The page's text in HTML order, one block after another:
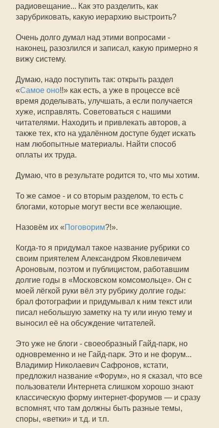
радиовещание... Как это разделить, как
зарубриковать, какую иерархию выстроить?
Очень долго думал над этими вопросами -
наконец, разозлился и записал, какую примерно я
вижу систему.
Думаю, надо поступить так: открыть раздел
«Самое оно!!» как есть, а уже в процессе всё
время доделывать, улучшать, а если получается
хуже, исправлять. Советоваться с нашими
читателями. Находить и привлекать авторов, а
также тех, кто на удалённом доступе будет искать
нам любопытные материалы. Найти способ
оплаты их труда.
Думаю, что в результате родится то, что мы хотим.
То же самое - и со вторым разделом, то есть с
блогами, которые могут вести все желающие.
Назовём их «Поговорим?!».
Когда-то я придумал такое название рубрики со
своим приятелем Александром Яковлевичем
Ароновым, поэтом и публицистом, работавшим
долгие годы в «Московском комсомольце». Он с
моей лёгкой руки вёл эту рубрику долгие годы:
брал фотографии и придумывал к ним текст или
писал небольшую заметку на ту или иную тему и
выносил её на обсуждение читателей.
Это уже не блоги - своеобразный Гайд-парк, но
одновременно и не Гайд-парк. Это и не форум...
Владимир Николаевич Сафронов, кстати,
предложил название «Форум», но я сказал, что все
пользователи Интернета слишком хорошо знают
классическую форму интернет-форумов — и сразу
вспомнят, что там должны быть разные темы,
споры, «ветки» и т.д. и т.п.